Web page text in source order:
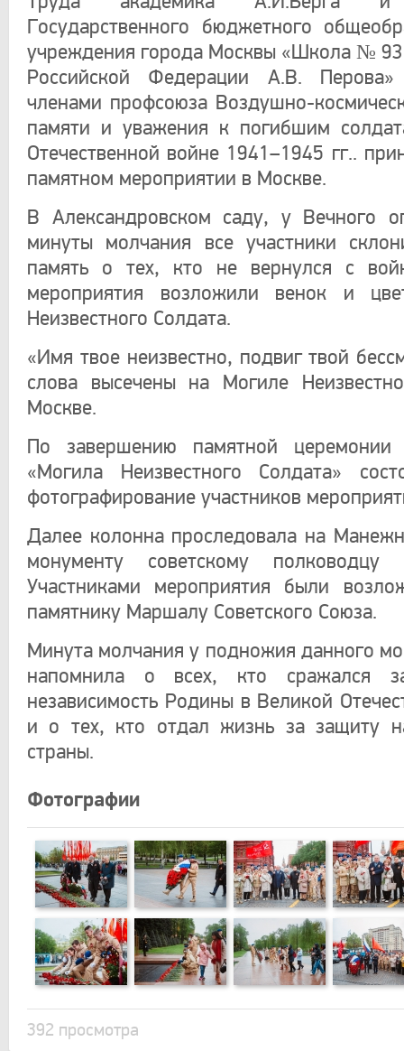
Государственного бюджетного
учреждения города Москвы «Школа №
Российской Федерации А.В.
членами профсоюза Воздушно-
памяти и уважения к погибшим
Отечественной войне 1941–1945 гг..
памятном мероприятии в Москве.
В Александровском саду, у Вечного
минуты молчания все участники
память о тех, кто не вернулся с
мероприятия возложили венок и
Неизвестного Солдата.
«Имя твое неизвестно, подвиг твой
слова высечены на Могиле
Москве.
По завершению памятной
«Могила Неизвестного Солдата»
фотографирование участников
Далее колонна проследовала на
монументу советскому
Участниками мероприятия были
памятнику Маршалу Советского Союза.
Минута молчания у подножия данного
напомнила о всех, кто сражался
независимость Родины в Великой
и о тех, кто отдал жизнь за защиту
страны.
Фотографии
392 просмотра